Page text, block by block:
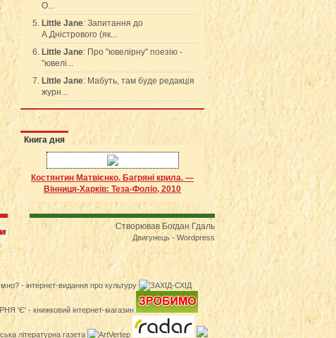
О...
Little Jane: Запитання до
А.Дністрового (як...
Little Jane: Про "ювелірну" поезію -
"ювелі...
Little Jane: Мабуть, там буде редакція
журн...
Книга дня
Костянтин Матвієнко. Багряні крила. —
Вінниця-Харків: Теза-Фоліо, 2010
Створював Богдан Гдаль
Двигунець - Wordpress